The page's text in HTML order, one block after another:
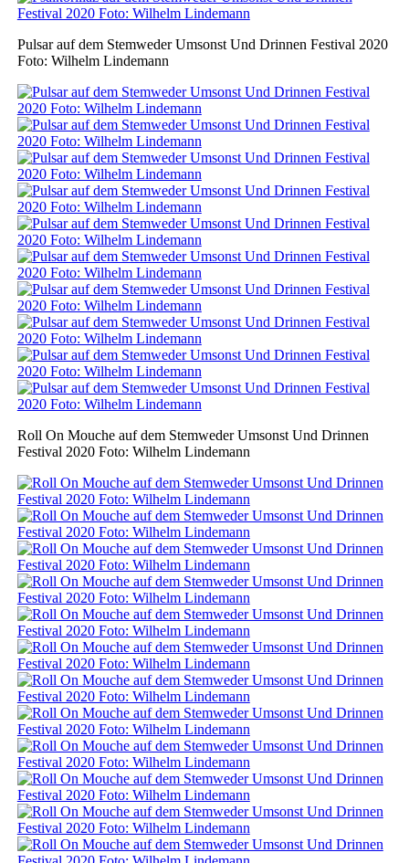
Pulsar auf dem Stemweder Umsonst Und Drinnen Festival 2020
Foto: Wilhelm Lindemann
Roll On Mouche auf dem Stemweder Umsonst Und Drinnen
Festival 2020 Foto: Wilhelm Lindemann